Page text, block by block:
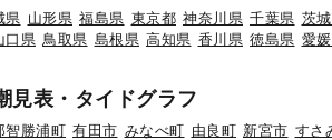
県 山形県 福島県 東京都 神奈川県 千葉県 茨
口県 鳥取県 島根県 高知県 香川県 徳島県 愛
見表・タイドグラフ
智勝浦町 有田市 みなべ町 由良町 新宮市 すさ